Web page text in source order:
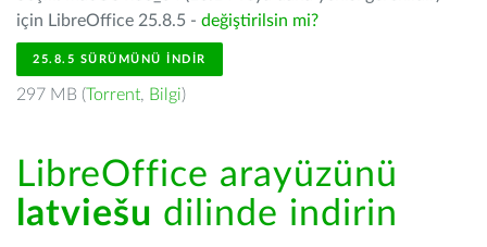
için LibreOffice 25.8.5 - değiştirilsin mi?
25.8.5 SÜRÜMÜNÜ İNDIR
297 MB (Torrent, Bilgi)
LibreOffice arayüzünü
latviešu dilinde indirin